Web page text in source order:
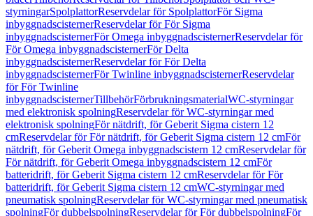
styrningarSpolplattorReservdelar för SpolplattorFör Sigma
inbyggnadscisternerReservdelar för För Sigma
inbyggnadscisternerFör Omega inbyggnadscisternerReservdelar för
För Omega inbyggnadscisternerFör Delta
inbyggnadscisternerReservdelar för För Delta
inbyggnadscisternerFör Twinline inbyggnadscisternerReservdelar
för För Twinline
inbyggnadscisternerTillbehörFörbrukningsmaterialWC-styrningar
med elektronisk spolningReservdelar för WC-styrningar med
elektronisk spolningFör nätdrift, för Geberit Sigma cistern 12
cmReservdelar för För nätdrift, för Geberit Sigma cistern 12 cmFör
nätdrift, för Geberit Omega inbyggnadscistern 12 cmReservdelar för
För nätdrift, för Geberit Omega inbyggnadscistern 12 cmFör
batteridrift, för Geberit Sigma cistern 12 cmReservdelar för För
batteridrift, för Geberit Sigma cistern 12 cmWC-styrningar med
pneumatisk spolningReservdelar för WC-styrningar med pneumatisk
spolningFör dubbelspolningReservdelar för För dubbelspolningFör